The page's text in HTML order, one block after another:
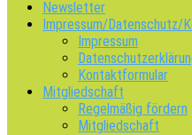
Newsletter
Impressum/Datenschutz/
Impressum
Kontaktformular
Mitgliedschaft
Regelmäßig fördern
Mitgliedschaft